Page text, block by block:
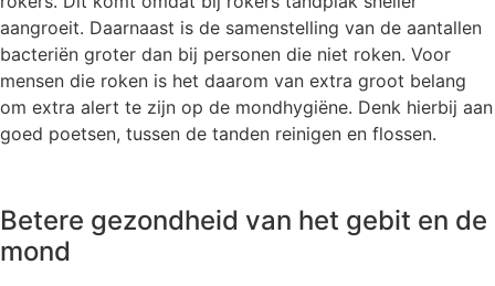
aangroeit. Daarnaast is de samenstelling van de aantallen
bacteriën groter dan bij personen die niet roken. Voor
mensen die roken is het daarom van extra groot belang
om extra alert te zijn op de mondhygiëne. Denk hierbij aan
goed poetsen, tussen de tanden reinigen en flossen.
Betere gezondheid van het gebit en de
mond